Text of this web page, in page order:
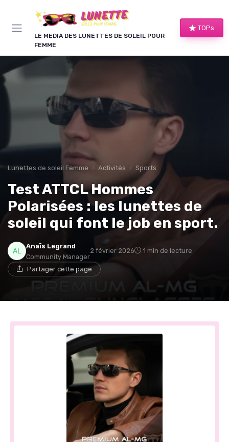
LE MEDIA DES LUNETTES DE SOLEIL POUR
FEMME
TOPs
Lunettes de soleil Femme Activités Sports
Test ATTCL Hommes
Polarisées : les lunettes de
soleil qui font le job en sport.
Anaïs Legrand
Community Manager
2 février 2026 1 min de lecture
Partager cette page